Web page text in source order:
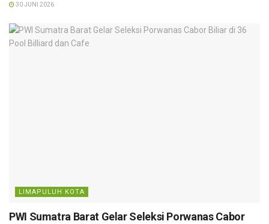
30 JUNI 2026
LIMAPULUH KOTA
PWI Sumatra Barat Gelar Seleksi Porwanas Cabor